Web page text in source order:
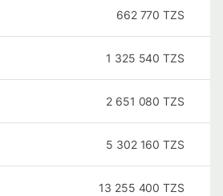
662 770 TZS
1 325 540 TZS
2 651 080 TZS
5 302 160 TZS
13 255 400 TZS